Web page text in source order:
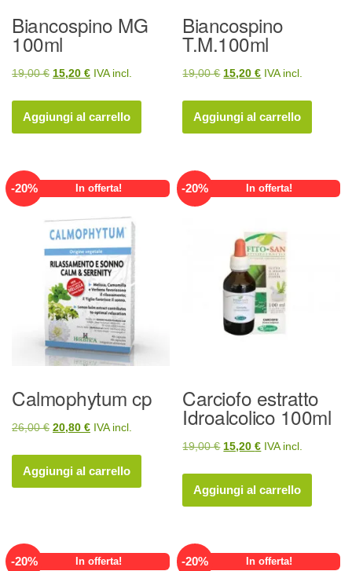
Biancospino MG
100ml
19,00€ Il
originale
era:
15,20 €Il
attuale
è:
IVA incl.
Aggiungi al carrello
Biancospino
T.M.100ml
19,00€ Il
originale
era:
15,20€Il
attuale
è:
IVA incl.
Aggiungi al carrello
-20% In offerta!
Calmophytum cp
26,00€ Il
originale
era:
20,80 €Il
attuale
è:
IVA incl.
Aggiungi al carrello
-20% In offerta!
Carciofo estratto
Idroalcolico 100ml
19,00€ Il
originale
era:
15,20€Il
attuale
è:
IVA incl.
Aggiungi al carrello
-20% In offerta! -20% In offerta!